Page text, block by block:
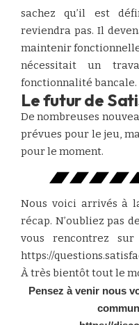
sachez qu’il est
reviendra pas. Il
maintenir
nécessitait un
fonctionnalité bancale.
Le futur de
De nombreuses
prévues pour le jeu,
pour le moment.
Nous voici arrivés à
récap. N’oubliez pas
vous rencontrez
https://
À très bientôt tout le
Pensez à venir nous